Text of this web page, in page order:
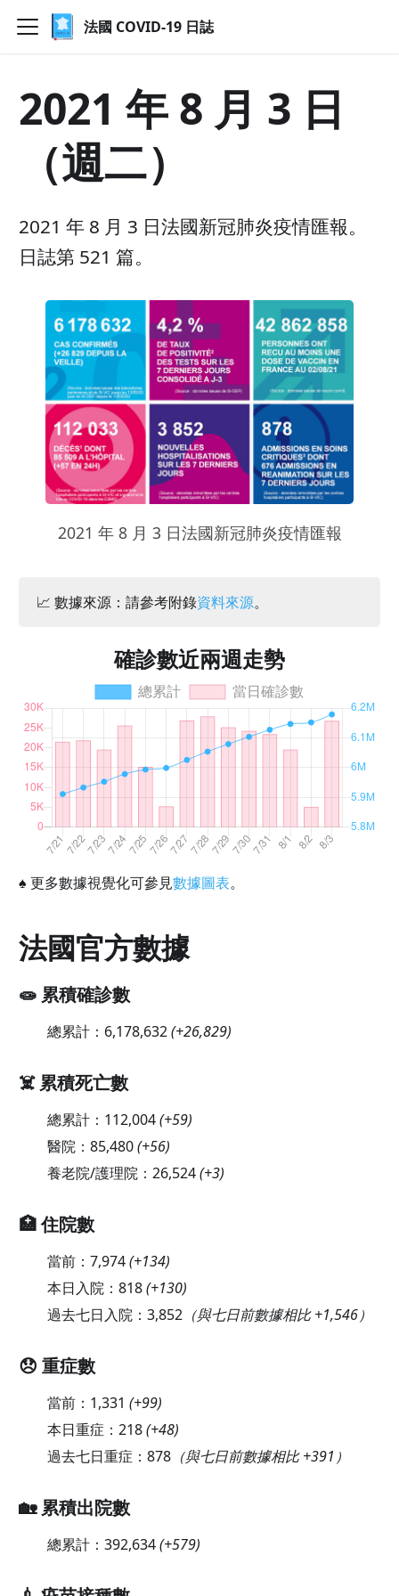
法國 COVID-19 日誌
2021 年 8 月 3 日
（週二）
2021 年 8 月 3 日法國新冠肺炎疫情匯報。
日誌第 521 篇。
2021 年 8 月 3 日法國新冠肺炎疫情匯報
📈 數據來源：請參考附錄資料來源。
確診數近兩週走勢
♠ 更多數據視覺化可參見數據圖表。
法國官方數據
🧫 累積確診數
總累計： 6,178,632(+26,829)
☠️ 累積死亡數
總累計： 112,004(+59)
醫院： 85,480(+56)
養老院/護理院： 26,524(+3)
🏥 住院數
當前： 7,974(+134)
本日入院： 818(+130)
過去七日入院： 3,852（與七日前數據相比 +1,546）
😞 重症數
當前： 1,331 (+99)
本日重症： 218(+48)
過去七日重症： 878（與七日前數據相比 +391）
🏡 累積出院數
總累計： 392,634(+579)